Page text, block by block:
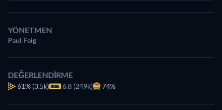
YÖNETMEN
Paul Feig
DEĞERLENDIRME
61% (3.5k) 6.8 (249k) 74%